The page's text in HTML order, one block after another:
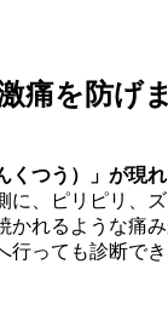
痛を防げ
くつう）」が現
に、ピリピリ、
れるような痛み
行っても診断で